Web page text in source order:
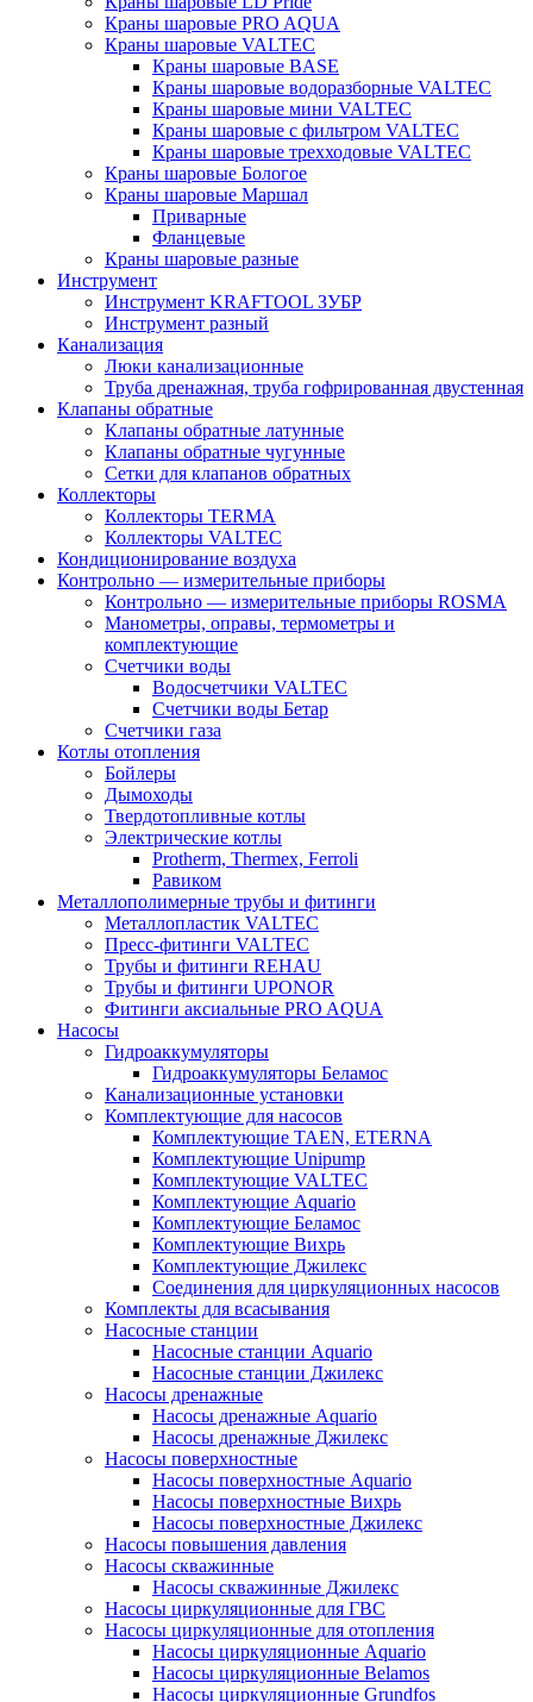
Краны шаровые PRO AQUA
Краны шаровые VALTEC
Краны шаровые BASE
Краны шаровые водоразборные VALTEC
Краны шаровые мини VALTEC
Краны шаровые с фильтром VALTEC
Краны шаровые трехходовые VALTEC
Краны шаровые Бологое
Краны шаровые Маршал
Приварные
Фланцевые
Краны шаровые разные
Инструмент
Инструмент KRAFTOOL ЗУБР
Инструмент разный
Канализация
Люки канализационные
Труба дренажная, труба гофрированная двустенная
Клапаны обратные
Клапаны обратные латунные
Клапаны обратные чугунные
Сетки для клапанов обратных
Коллекторы
Коллекторы TERMA
Коллекторы VALTEC
Кондиционирование воздуха
Контрольно — измерительные приборы
Контрольно — измерительные приборы ROSMA
Манометры, оправы, термометры и
комплектующие
Счетчики воды
Водосчетчики VALTEC
Счетчики воды Бетар
Счетчики газа
Котлы отопления
Бойлеры
Дымоходы
Твердотопливные котлы
Электрические котлы
Protherm, Thermex, Ferroli
Равиком
Металлополимерные трубы и фитинги
Металлопластик VALTEC
Пресс-фитинги VALTEC
Трубы и фитинги REHAU
Трубы и фитинги UРONOR
Фитинги аксиальные PRO AQUA
Насосы
Гидроаккумуляторы
Гидроаккумуляторы Беламос
Канализационные установки
Комплектующие для насосов
Комплектующие TAEN, ETERNA
Комплектующие Unipump
Комплектующие VALTEC
Комплектующие Аquario
Комплектующие Беламос
Комплектующие Вихрь
Комплектующие Джилекс
Соединения для циркуляционных насосов
Комплекты для всасывания
Насосные станции
Насосные станции Аquario
Насосные станции Джилекс
Насосы дренажные
Насосы дренажные Аquario
Насосы дренажные Джилекс
Насосы поверхностные
Насосы поверхностные Аquario
Насосы поверхностные Вихрь
Насосы поверхностные Джилекс
Насосы повышения давления
Насосы скважинные
Насосы скважинные Джилекс
Насосы циркуляционные для ГВС
Насосы циркуляционные для отопления
Насосы циркуляционные Aquario
Насосы циркуляционные Belamos
Насосы циркуляционные Grundfos